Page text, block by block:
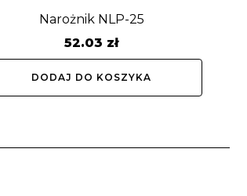
Narożnik NLP-25
52.03 zł
DODAJ DO KOSZYKA